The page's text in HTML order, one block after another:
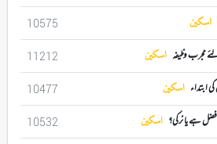
اسکین 10575
مجرب وظیفہ اسکین 11212
اسکین 10477
ہے یا نرکی؟ اسکین 10532